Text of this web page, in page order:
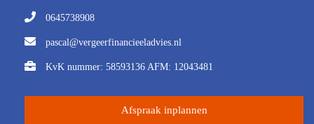
0645738908
pascal@vergeerfinancieeladvies.nl
KvK nummer: 58593136 AFM: 12043481
Afspraak inplannen